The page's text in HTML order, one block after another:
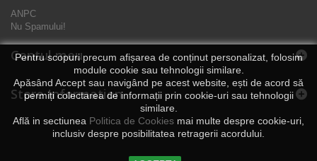
ANPC
Nu Spamului!
Contul meu
Store Information
Pentru scopuri precum afișarea de conținut personalizat, folosim
module cookie sau tehnologii similare.
Apăsând Accept sau navigând pe acest website, ești de acord să
permiți colectarea de informații prin cookie-uri sau tehnologii
similare.
Află in sectiunea Politica de Cookies mai multe despre cookie-uri,
inclusiv despre posibilitatea retragerii acordului.